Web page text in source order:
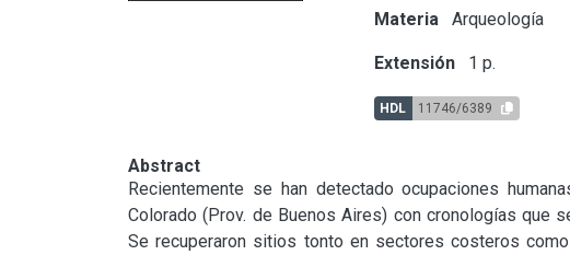
Materia Arqueología
Extensión 1 p.
HDL 11746/6389
Abstract
Recientemente se han detectado ocupaciones
Colorado (Prov. de Buenos Aires) con cronologías que
Se recuperaron sitios tonto en sectores costeros